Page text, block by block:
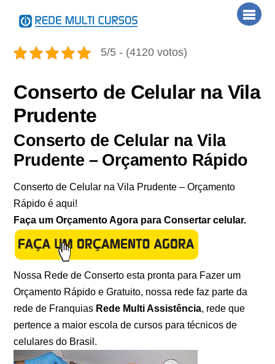
5/5 - (4120 votos)
Conserto de Celular na Vila
Prudente
Conserto de Celular na Vila
Prudente – Orçamento Rápido
Conserto de Celular na Vila Prudente – Orçamento
Rápido é aqui!
Faça um Orçamento Agora para Consertar celular.
Nossa Rede de Conserto esta pronta para Fazer um
Orçamento Rápido e Gratuito, nossa rede faz parte da
rede de Franquias Rede Multi Assistência, rede que
pertence a maior escola de cursos para técnicos de
celulares do Brasil.